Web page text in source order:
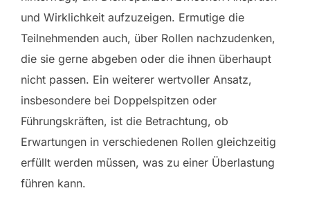
und Wirklichkeit aufzuzeigen. Ermutige die
Teilnehmenden auch, über Rollen nachzudenken,
die sie gerne abgeben oder die ihnen überhaupt
nicht passen. Ein weiterer wertvoller Ansatz,
insbesondere bei Doppelspitzen oder
Führungskräften, ist die Betrachtung, ob
Erwartungen in verschiedenen Rollen gleichzeitig
erfüllt werden müssen, was zu einer Überlastung
führen kann.